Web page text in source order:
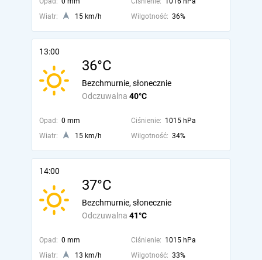
Wiatr:
15 km/h Wilgotność: 36%
13:00
36°C
Odczuwalna 40°C
Bezchmurnie, słonecznie
Opad: 0 mm Ciśnienie: 1015 hPa
Wiatr:
15 km/h Wilgotność: 34%
14:00
37°C
Odczuwalna 41°C
Bezchmurnie, słonecznie
Opad: 0 mm Ciśnienie: 1015 hPa
Wiatr:
13 km/h Wilgotność: 33%